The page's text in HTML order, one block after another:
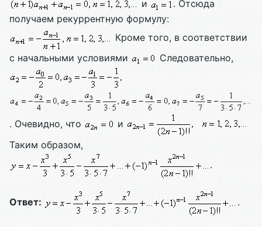
и
. Отсюда
получаем рекуррентную формулу:
Кроме того, в соответствии
с начальными условиями
Следовательно,
. Очевидно, что
и
Таким образом,
.
Ответ: .